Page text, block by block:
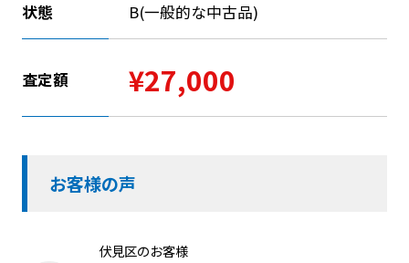
状態 B(一般的な中古品)
査定額 ¥27,000
お客様の声
伏見区のお客様